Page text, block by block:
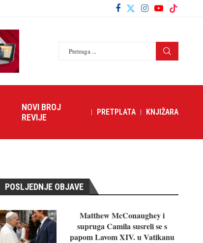
NOVI BROJ
REVIJE
PRETPLATA KNJIŽARA
POSLJEDNJE OBJAVE
Matthew McConaughey i
supruga Camila susreli se s
papom Lavom XIV. u Vatikanu